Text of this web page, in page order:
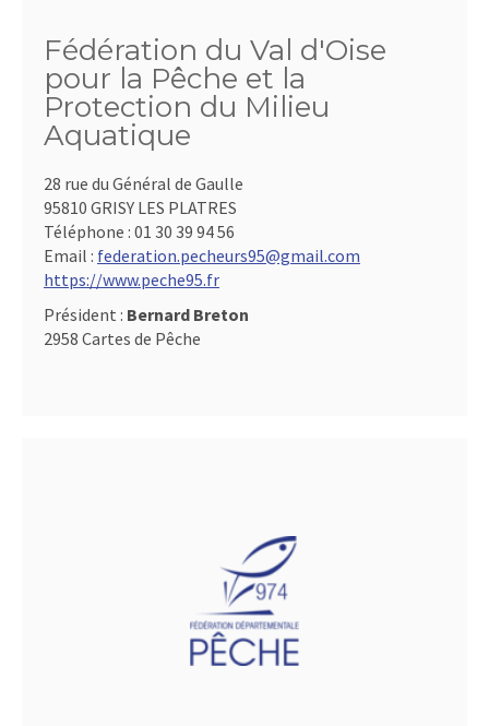
Fédération du Val d'Oise
pour la Pêche et la
Protection du Milieu
Aquatique
28 rue du Général de Gaulle
95810 GRISY LES PLATRES
Téléphone : 01 30 39 94 56
Email : federation.pecheurs95@gmail.com
https://www.peche95.fr
Président : Bernard Breton
2958 Cartes de Pêche